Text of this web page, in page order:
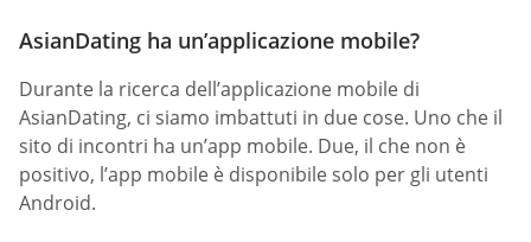
AsianDating ha un’applicazione mobile?
Durante la ricerca dell’applicazione mobile di
AsianDating, ci siamo imbattuti in due cose. Uno che il
sito di incontri ha un’app mobile. Due, il che non è
positivo, l’app mobile è disponibile solo per gli utenti
Android.